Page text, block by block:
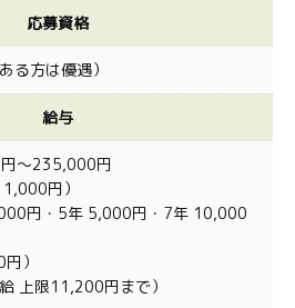
応募資格
る方は優遇）
給与
～235,000円
円）
円・5年 5,000円・7年 10,000
）
上限11,200円まで）